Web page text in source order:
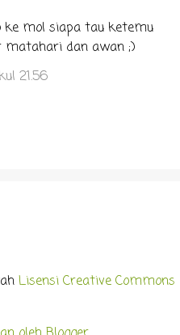
mol siapa tau ketemu
matahari dan awan ;)
21.56
Lisensi Creative Commons